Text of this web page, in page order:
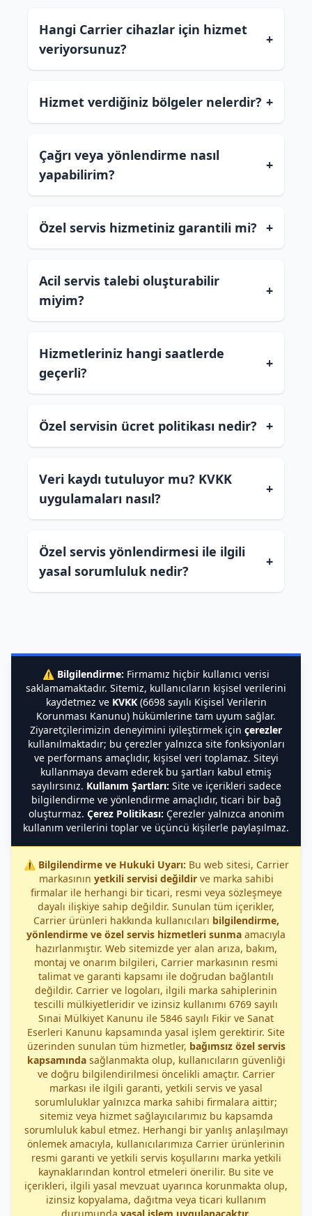
Hangi Carrier cihazlar için hizmet
veriyorsunuz?
+
Hizmet verdiğiniz bölgeler nelerdir? +
Çağrı veya yönlendirme nasıl
yapabilirim?
+
Özel servis hizmetiniz garantili mi? +
Acil servis talebi oluşturabilir
miyim?
+
Hizmetleriniz hangi saatlerde
geçerli?
+
Özel servisin ücret politikası nedir? +
Veri kaydı tutuluyor mu? KVKK
uygulamaları nasıl?
+
Özel servis yönlendirmesi ile ilgili
yasal sorumluluk nedir?
+
⚠️ Bilgilendirme: Firmamız hiçbir kullanıcı verisi
saklamamaktadır. Sitemiz, kullanıcıların kişisel verilerini
kaydetmez ve KVKK(6698 sayılı Kişisel Verilerin
Korunması Kanunu) hükümlerine tam uyum sağlar.
Ziyaretçilerimizin deneyimini iyileştirmek için çerezler
kullanılmaktadır; bu çerezler yalnızca site fonksiyonları
ve performans amaçlıdır, kişisel veri toplamaz. Siteyi
kullanmaya devam ederek bu şartları kabul etmiş
sayılırsınız. Kullanım Şartları: Site ve içerikleri sadece
bilgilendirme ve yönlendirme amaçlıdır, ticari bir bağ
oluşturmaz. Çerez Politikası: Çerezler yalnızca anonim
kullanım verilerini toplar ve üçüncü kişilerle paylaşılmaz.
⚠️ Bilgilendirme ve Hukuki Uyarı: Bu web sitesi, Carrier
markasının yetkili servisi değildirve marka sahibi
firmalar ile herhangi bir ticari, resmi veya sözleşmeye
dayalı ilişkiye sahip değildir. Sunulan tüm içerikler,
Carrier ürünleri hakkında kullanıcıları bilgilendirme,
yönlendirme ve özel servis hizmetleri sunma amacıyla
hazırlanmıştır. Web sitemizde yer alan arıza, bakım,
montaj ve onarım bilgileri, Carrier markasının resmi
talimat ve garanti kapsamı ile doğrudan bağlantılı
değildir. Carrier ve logoları, ilgili marka sahiplerinin
tescilli mülkiyetleridir ve izinsiz kullanımı 6769 sayılı
Sınai Mülkiyet Kanunu ile 5846 sayılı Fikir ve Sanat
Eserleri Kanunu kapsamında yasal işlem gerektirir. Site
üzerinden sunulan tüm hizmetler, bağımsız özel servis
kapsamındasağlanmakta olup, kullanıcıların güvenliği
ve doğru bilgilendirilmesi öncelikli amaçtır. Carrier
markası ile ilgili garanti, yetkili servis ve yasal
sorumluluklar yalnızca marka sahibi firmalara aittir;
sitemiz veya hizmet sağlayıcılarımız bu kapsamda
sorumluluk kabul etmez. Herhangi bir yanlış anlaşılmayı
önlemek amacıyla, kullanıcılarımıza Carrier ürünlerinin
resmi garanti ve yetkili servis koşullarını marka yetkili
kaynaklarından kontrol etmeleri önerilir. Bu site ve
içerikleri, ilgili yasal mevzuat uyarınca korunmakta olup,
izinsiz kopyalama, dağıtma veya ticari kullanım